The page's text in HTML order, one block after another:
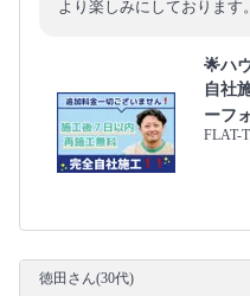
より楽しみにしております。
🌟ハ
自社
ーフ
FLAT-T
徳田さん(30代)